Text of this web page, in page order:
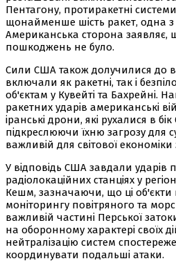
Пентагону, протиракетні
щонайменше шість ракет, одна з
Американська сторона заявляє,
пошкоджень не було.
Сили США також долучилися до
включали як ракетні, так і
об'єктам у Кувейті та Бахрейні.
ракетних ударів американські
іранські дрони, які рухалися в
підкреслюючи їхню загрозу для
важливій для світової економіки
У відповідь США завдали ударів
радіолокаційних станціях у
Кешм, зазначаючи, що ці об'єкти
моніторингу повітряного та
важливій частині Перської
на оборонному характері своїх
нейтралізацію систем
координувати подальші атаки.